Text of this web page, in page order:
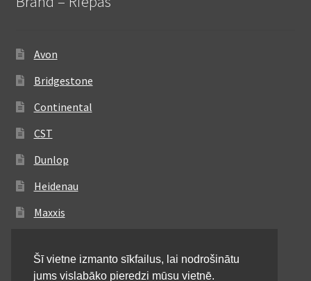
Avon
Bridgestone
Continental
CST
Dunlop
Heidenau
Maxxis
Michelin
Šī vietne izmanto sīkfailus, lai nodrošinātu
jums vislabāko pieredzi mūsu vietnē.